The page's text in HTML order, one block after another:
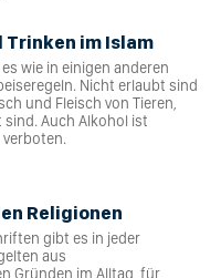
Trinken im Islam
wie in einigen anderen
Nicht erlaubt sind
und Fleisch von Tieren,
Auch Alkohol ist
Religionen
gibt es in jeder
aus
Gründen im Alltag, für